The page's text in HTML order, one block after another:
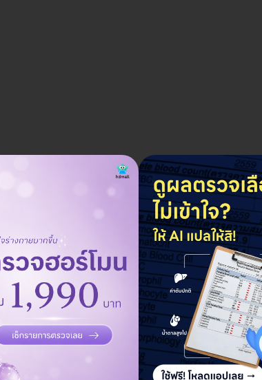
ราคาจองกับ HDmall
5,335 บาท
6,500 บาท ประหยัด 18%